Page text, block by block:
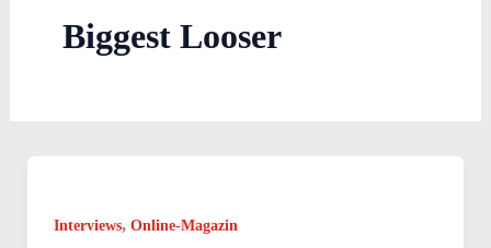
Biggest Looser
Interviews, Online-Magazin